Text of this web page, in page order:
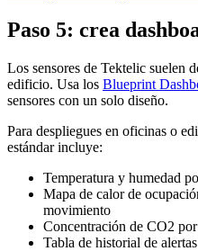
Paso 5: crea
Los sensores de Tektelic suelen
edificio. Usa los Blueprint
sensores con un solo diseño.
Para despliegues en oficinas o
estándar incluye:
Temperatura y humedad
Mapa de calor de
movimiento
Concentración de CO2
Tabla de historial de alertas